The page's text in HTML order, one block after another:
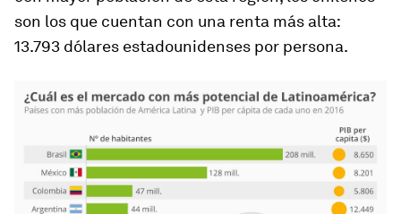
son los que cuentan con una renta más alta:
13.793 dólares estadounidenses por persona.